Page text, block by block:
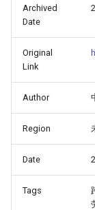
Archived
Date
Original
Link
Author
Region
Date
Tags